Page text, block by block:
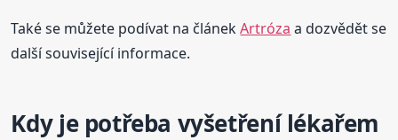
Také se můžete podívat na článekArtróza a dozvědět se
další související informace.
Kdy je potřeba vyšetření lékařem